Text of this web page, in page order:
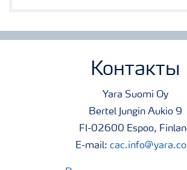
Контакты
Yara Suomi Oy
Bertel Jungin Aukio 9
FI-02600 Espoo,
E-mail: